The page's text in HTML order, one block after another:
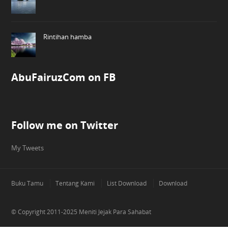
Rintihan hamba
AbuFairuzCom on FB
Follow me on Twitter
My Tweets
Buku Tamu Tentang Kami List Download Download
© Copyright 2011-2025 Meniti Jejak Para Sahabat